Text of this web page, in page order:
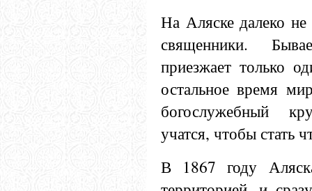
На Аляске далеко не
священники.
приезжает только
остальное время
богослужебный
учатся, чтобы стать
В 1867 году